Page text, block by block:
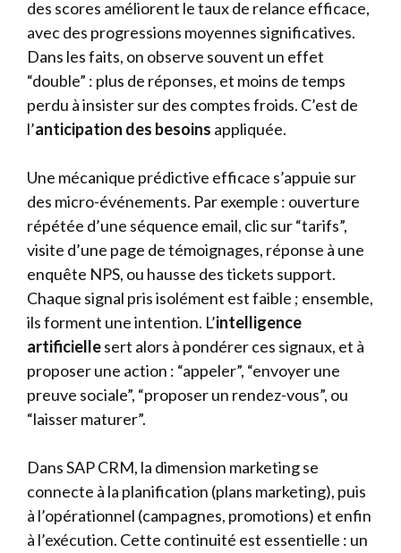
des scores améliorent le taux de relance efficace,
avec des progressions moyennes significatives.
Dans les faits, on observe souvent un effet
“double” : plus de réponses, et moins de temps
perdu à insister sur des comptes froids. C’est de
l’anticipation des besoins appliquée.
Une mécanique prédictive efficace s’appuie sur
des micro-événements. Par exemple : ouverture
répétée d’une séquence email, clic sur “tarifs”,
visite d’une page de témoignages, réponse à une
enquête NPS, ou hausse des tickets support.
Chaque signal pris isolément est faible ; ensemble,
ils forment une intention. L’intelligence
artificiellesert alors à pondérer ces signaux, et à
proposer une action : “appeler”, “envoyer une
preuve sociale”, “proposer un rendez-vous”, ou
“laisser maturer”.
Dans SAP CRM, la dimension marketing se
connecte à la planification (plans marketing), puis
à l’opérationnel (campagnes, promotions) et enfin
à l’exécution. Cette continuité est essentielle : un